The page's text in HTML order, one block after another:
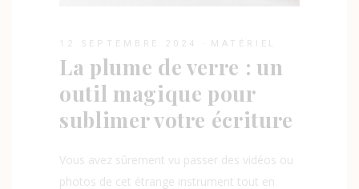
12 SEPTEMBRE 2024 MATÉRIEL
La plume de verre : un
outil magique pour
sublimer votre écriture
Vous avez sûrement vu passer des vidéos ou
photos de cet étrange instrument tout en